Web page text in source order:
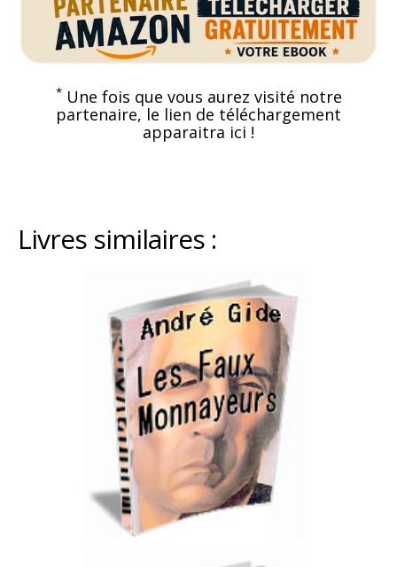
*Une fois que vous aurez visité notre
partenaire, le lien de téléchargement
apparaitra ici !
Livres similaires :